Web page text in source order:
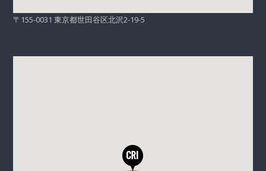
〒155-0031 東京都世田谷区北沢2-19-5